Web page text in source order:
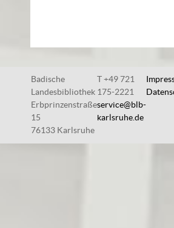
Badische
Landesbibliothek
Erbprinzenstraße
15
76133 Karlsruhe
T +49 721
175-2221
service@blb-
karlsruhe.de